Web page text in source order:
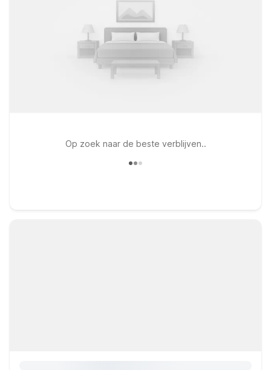
Op zoek naar de beste verblijven..